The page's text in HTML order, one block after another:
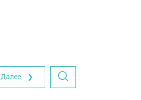
Далее ❯